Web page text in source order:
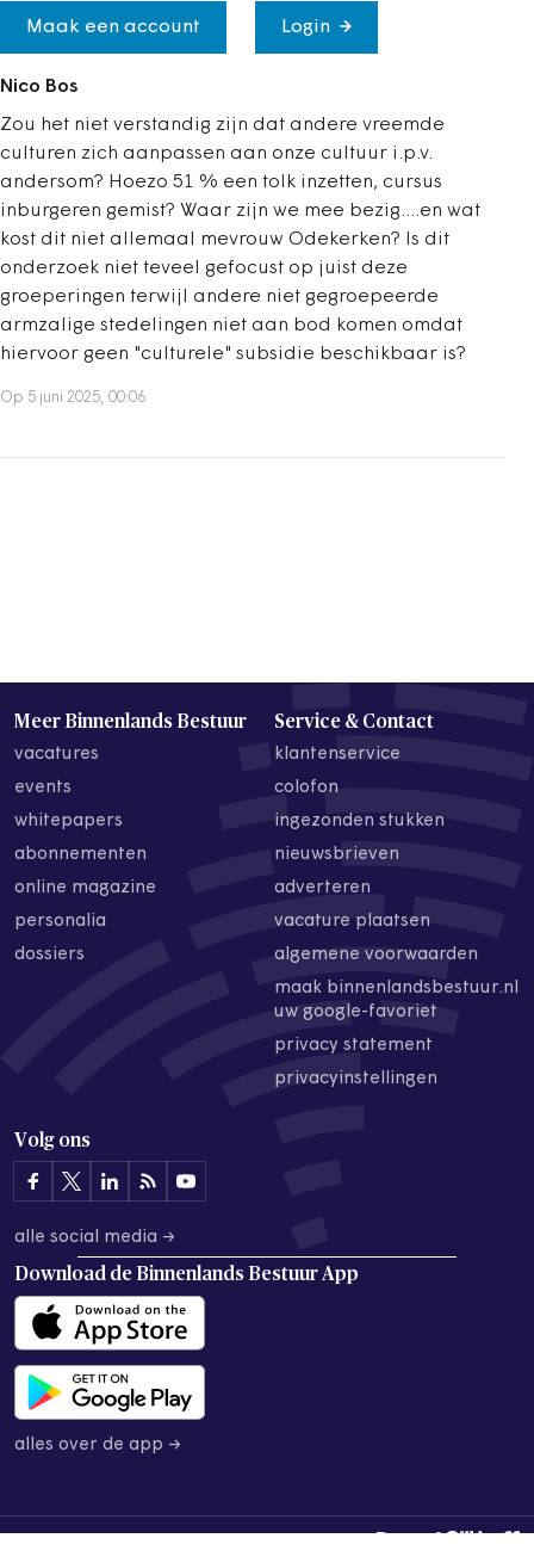
Maak een account Login
Nico Bos
Zou het niet verstandig zijn dat andere vreemde
culturen zich aanpassen aan onze cultuur i.p.v.
andersom? Hoezo 51 % een tolk inzetten, cursus
inburgeren gemist? Waar zijn we mee bezig....en wat
kost dit niet allemaal mevrouw Odekerken? Is dit
onderzoek niet teveel gefocust op juist deze
groeperingen terwijl andere niet gegroepeerde
armzalige stedelingen niet aan bod komen omdat
hiervoor geen "culturele" subsidie beschikbaar is?
Op 5 juni 2025, 00:06
Meer Binnenlands Bestuur
vacatures
events
whitepapers
abonnementen
online magazine
personalia
dossiers
Service & Contact
klantenservice
colofon
ingezonden stukken
nieuwsbrieven
adverteren
vacature plaatsen
algemene voorwaarden
maak binnenlandsbestuur.nl
uw google-favoriet
privacy statement
privacyinstellingen
Volg ons
alle social media →
Download de Binnenlands Bestuur App
alles over de app →